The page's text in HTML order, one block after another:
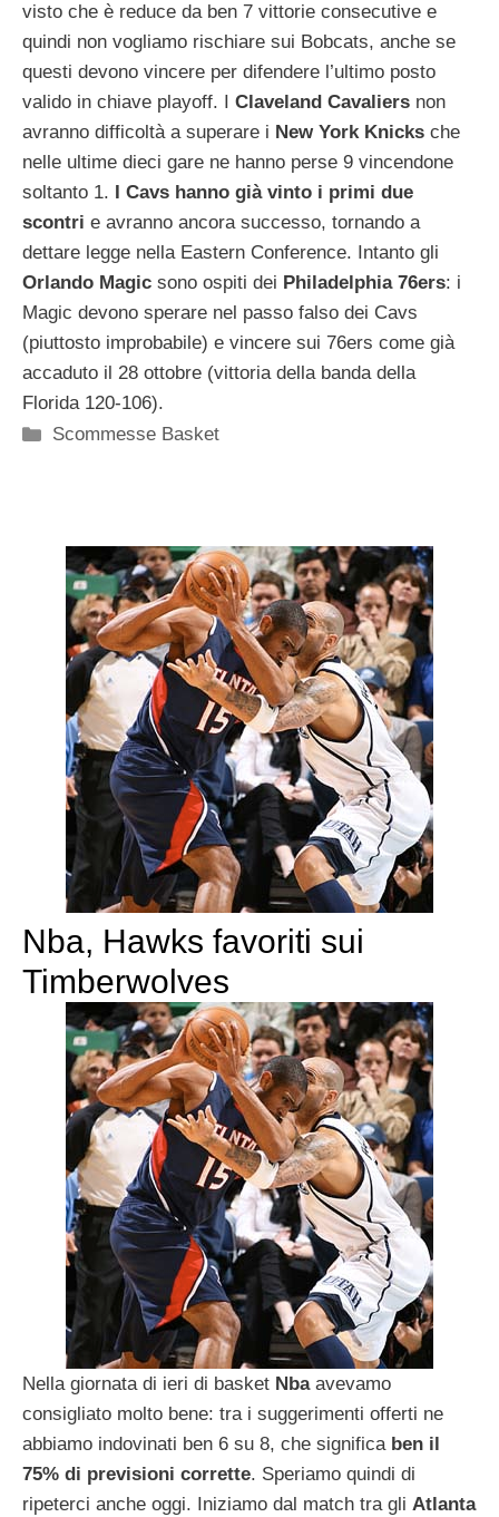
visto che è reduce da ben 7 vittorie consecutive e
quindi non vogliamo rischiare sui Bobcats, anche se
questi devono vincere per difendere l’ultimo posto
valido in chiave playoff. I Claveland Cavaliers non
avranno difficoltà a superare i New York Knicks che
nelle ultime dieci gare ne hanno perse 9 vincendone
soltanto 1.
I Cavs hanno già vinto i primi due
scontri e avranno ancora successo, tornando a
dettare legge nella Eastern Conference. Intanto gli
Orlando Magic sono ospiti dei Philadelphia 76ers: i
Magic devono sperare nel passo falso dei Cavs
(piuttosto improbabile) e vincere sui 76ers come già
accaduto il 28 ottobre (vittoria della banda della
Florida 120-106).
Categorie
Scommesse Basket
Nba, Hawks favoriti sui
Timberwolves
Nella giornata di ieri di basket Nbaavevamo
consigliato molto bene: tra i suggerimenti offerti ne
abbiamo indovinati ben 6 su 8, che significa ben il
75% di previsioni corrette. Speriamo quindi di
ripeterci anche oggi. Iniziamo dal match tra gli Atlanta